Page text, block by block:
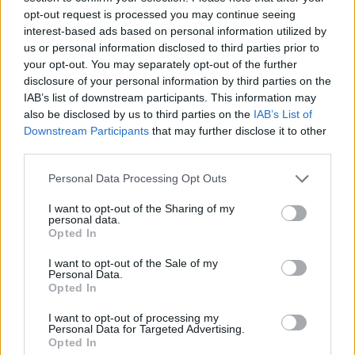
opt-out request is processed you may continue seeing
interest-based ads based on personal information utilized by
us or personal information disclosed to third parties prior to
your opt-out. You may separately opt-out of the further
disclosure of your personal information by third parties on the
IAB’s list of downstream participants. This information may
also be disclosed by us to third parties on the IAB’s List of
Downstream Participants that may further disclose it to other
Personal Data Processing Opt Outs
I want to opt-out of the Sharing of my
personal data.
Opted In
I want to opt-out of the Sale of my
Personal Data.
Opted In
I want to opt-out of processing my
Personal Data for Targeted Advertising.
Opted In
Pellentesque ornare sem lacinia quam venenatis
vestibulum. Lorem ipsum dolor sit amet, consectetur
adipiscing elit. Duis mollis, est non commodo luctus,
nisi erat porttitor ligula, eget lacinia odio sem nec elit.
Duis mollis, est non commodo luctus, nisi erat
porttitor ligaula, eget lacinia odio sem nec elit. Cras
justo odio, dapibus ac facilisis in, egestas eget quam.
consectetur et. Cras justo odio, dapibus ac facilisis in,
egestas eget quam. egestas eget quam. Vivamus
sagittis.
Caption Aligned Here
Sed posuere consectetur est at lobortis. Sed posuere
consectetur est at lobortis. Cras justo odio, dapibus ac
facilisis in, egestas eget quam. Aenean eu leo quam.
Pellentesque ornare sem lacinia quam venenatis